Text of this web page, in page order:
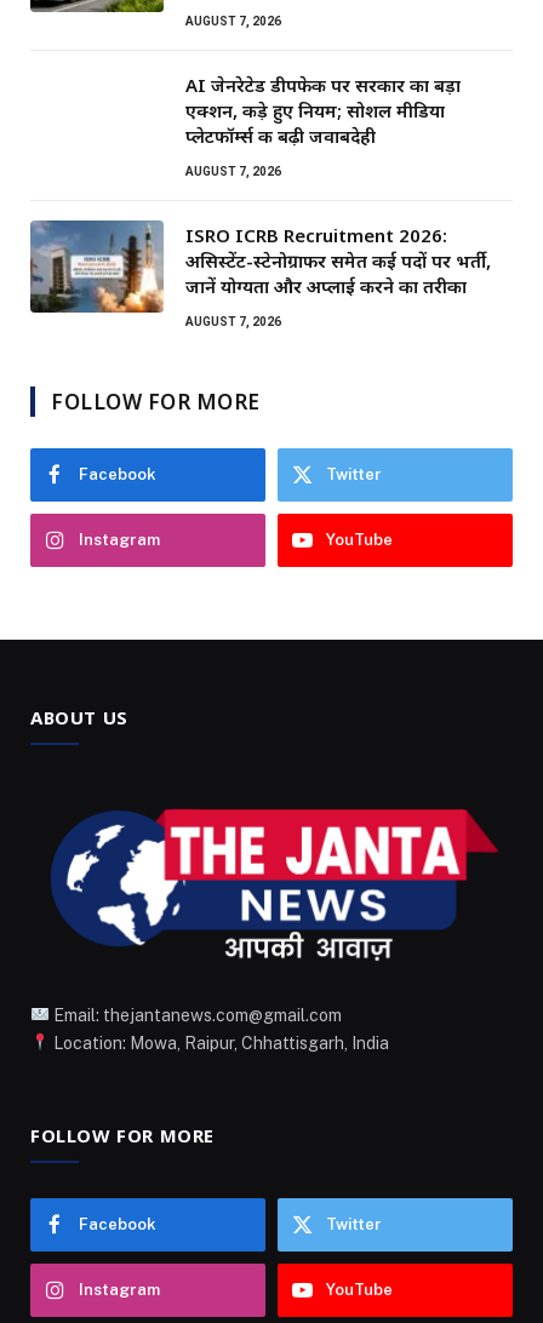
AUGUST 7, 2026
AI जेनरेटेड डीपफेक पर सरकार का बड़ा
एक्शन, कड़े हुए नियम; सोशल मीडिया
प्लेटफॉर्म्स की बढ़ी जवाबदेही
AUGUST 7, 2026
ISRO ICRB Recruitment 2026:
असिस्टेंट-स्टेनोग्राफर समेत कई पदों पर भर्ती,
जानें योग्यता और अप्लाई करने का तरीका
AUGUST 7, 2026
FOLLOW FOR MORE
Facebook Twitter
Instagram YouTube
ABOUT US
Email: thejantanews.com@gmail.com
Location: Mowa, Raipur, Chhattisgarh, India
FOLLOW FOR MORE
Facebook Twitter
Instagram YouTube